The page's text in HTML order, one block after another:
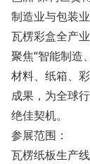
制造业与包装
瓦楞彩盒全产
聚焦“智能制造
材料、纸箱、
成果，为全球
绝佳契机。
参展范围：
瓦楞纸板生产